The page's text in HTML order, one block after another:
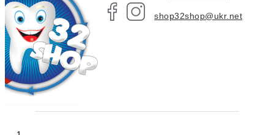
shop32shop@ukr.net